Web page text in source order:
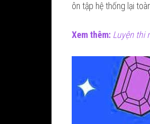
ôn tập hệ thống lại
Xem thêm: Luyện thi